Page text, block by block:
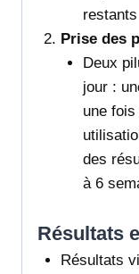
Prise des
Deux
jour :
une
des
à 6
Résultats
Résultats